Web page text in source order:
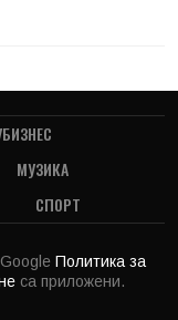
МУЗИКА
СПОРТ
Политика за
са приложени.